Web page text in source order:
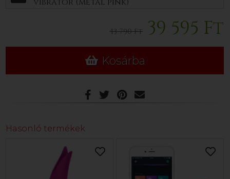
43 790 Ft 39 595 Ft
Kosárba
Hasonló termékek